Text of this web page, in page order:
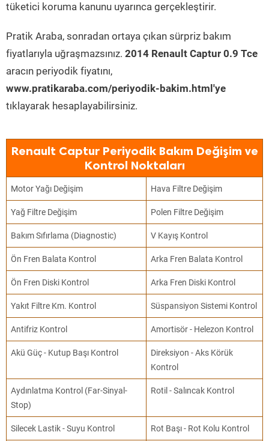
tüketici koruma kanunu uyarınca gerçekleştirir.
Pratik Araba, sonradan ortaya çıkan sürpriz bakım
fiyatlarıyla uğraşmazsınız. 2014 Renault Captur 0.9 Tce
aracın periyodik fiyatını,
www.pratikaraba.com/periyodik-bakim.html'ye
tıklayarak hesaplayabilirsiniz.
Renault Captur Periyodik Bakım Değişim ve
Kontrol Noktaları
Motor Yağı Değişim Hava Filtre Değişim
Yağ Filtre Değişim Polen Filtre Değişim
Bakım Sıfırlama (Diagnostic) V Kayış Kontrol
Ön Fren Balata Kontrol Arka Fren Balata Kontrol
Ön Fren Diski Kontrol Arka Fren Diski Kontrol
Yakıt Filtre Km. Kontrol Süspansiyon Sistemi Kontrol
Antifriz Kontrol Amortisör - Helezon Kontrol
Akü Güç - Kutup Başı Kontrol
Direksiyon - Aks Körük
Kontrol
Aydınlatma Kontrol (Far-Sinyal-
Stop)
Rotil - Salıncak Kontrol
Silecek Lastik - Suyu Kontrol Rot Başı - Rot Kolu Kontrol